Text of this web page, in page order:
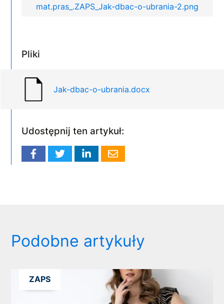
mat.pras_.ZAPS_Jak-dbac-o-ubrania-2.png
Pliki
Jak-dbac-o-ubrania.docx
Udostępnij ten artykuł:
Podobne artykuły
ZAPS